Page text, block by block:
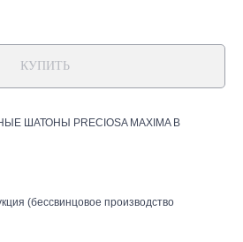
КУПИТЬ
ШАТОНЫ PRECIOSA MAXIMA В
(бессвинцовое производство